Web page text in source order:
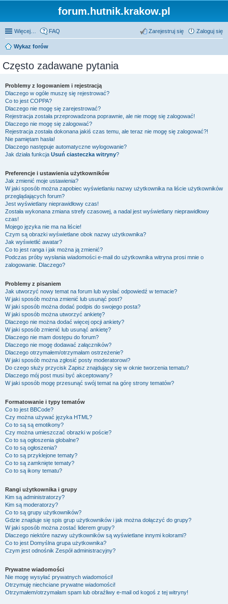
forum.hutnik.krakow.pl
Więcej… FAQ Zaloguj się
Zarejestruj się
Wykaz forów
Często zadawane pytania
Problemy z logowaniem i rejestracją
Dlaczego w ogóle muszę się rejestrować?
Co to jest COPPA?
Dlaczego nie mogę się zarejestrować?
Rejestracja została przeprowadzona poprawnie, ale nie mogę się zalogować!
Dlaczego nie mogę się zalogować?
Rejestracja została dokonana jakiś czas temu, ale teraz nie mogę się zalogować?!
Nie pamiętam hasła!
Dlaczego następuje automatyczne wylogowanie?
Jak działa funkcja Usuń ciasteczka witryny?
Preferencje i ustawienia użytkowników
Jak zmienić moje ustawienia?
W jaki sposób można zapobiec wyświetlaniu nazwy użytkownika na liście użytkowników
przeglądających forum?
Jest wyświetlany nieprawidłowy czas!
Została wykonana zmiana strefy czasowej, a nadal jest wyświetlany nieprawidłowy
czas!
Mojego języka nie ma na liście!
Czym są obrazki wyświetlane obok nazwy użytkownika?
Jak wyświetlić awatar?
Co to jest ranga i jak można ją zmienić?
Podczas próby wysłania wiadomości e-mail do użytkownika witryna prosi mnie o
zalogowanie. Dlaczego?
Problemy z pisaniem
Jak utworzyć nowy temat na forum lub wysłać odpowiedź w temacie?
W jaki sposób można zmienić lub usunąć post?
W jaki sposób można dodać podpis do swojego posta?
W jaki sposób można utworzyć ankietę?
Dlaczego nie można dodać więcej opcji ankiety?
W jaki sposób zmienić lub usunąć ankietę?
Dlaczego nie mam dostępu do forum?
Dlaczego nie mogę dodawać załączników?
Dlaczego otrzymałem/otrzymałam ostrzeżenie?
W jaki sposób można zgłosić posty moderatorowi?
Do czego służy przycisk Zapisz znajdujący się w oknie tworzenia tematu?
Dlaczego mój post musi być akceptowany?
W jaki sposób mogę przesunąć swój temat na górę strony tematów?
Formatowanie i typy tematów
Co to jest BBCode?
Czy można używać języka HTML?
Co to są są emotikony?
Czy można umieszczać obrazki w poście?
Co to są ogłoszenia globalne?
Co to są ogłoszenia?
Co to są przyklejone tematy?
Co to są zamknięte tematy?
Co to są ikony tematu?
Rangi użytkownika i grupy
Kim są administratorzy?
Kim są moderatorzy?
Co to są grupy użytkowników?
Gdzie znajduje się spis grup użytkowników i jak można dołączyć do grupy?
W jaki sposób można zostać liderem grupy?
Dlaczego niektóre nazwy użytkowników są wyświetlane innymi kolorami?
Co to jest Domyślna grupa użytkownika?
Czym jest odnośnik Zespół administracyjny?
Prywatne wiadomości
Nie mogę wysyłać prywatnych wiadomości!
Otrzymuję niechciane prywatne wiadomości!
Otrzymałem/otrzymałam spam lub obraźliwy e-mail od kogoś z tej witryny!